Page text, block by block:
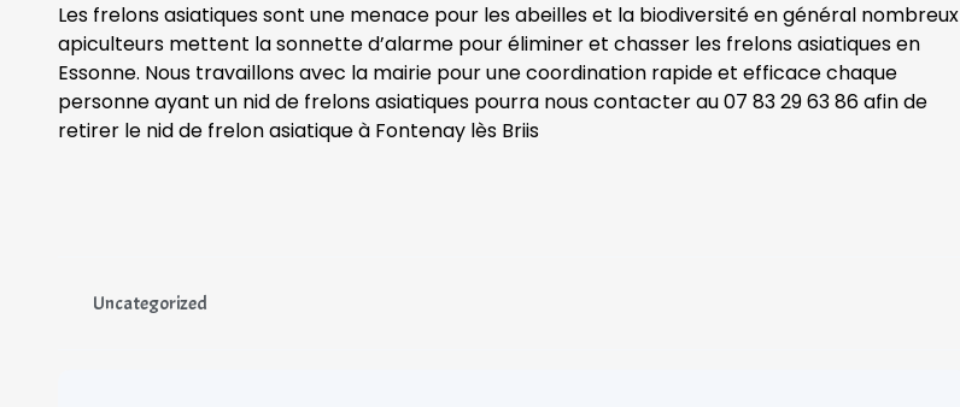
Les frelons asiatiques sont une menace pour les abeilles et la biodiversité en général nombreux
apiculteurs mettent la sonnette d’alarme pour éliminer et chasser les frelons asiatiques en
Essonne. Nous travaillons avec la mairie pour une coordination rapide et efficace chaque
personne ayant un nid de frelons asiatiques pourra nous contacter au 07 83 29 63 86 afin de
retirer le nid de frelon asiatique à Fontenay lès Briis
Uncategorized